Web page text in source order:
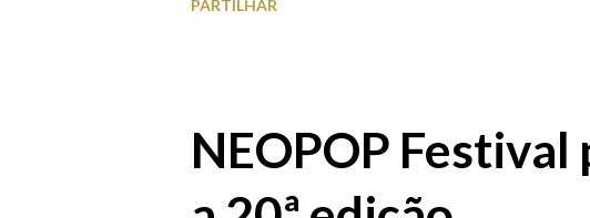
Parque da Estação Viana Shopping é
20:00 (DIAS ÚTEIS)
PARTILHAR
NEOPOP